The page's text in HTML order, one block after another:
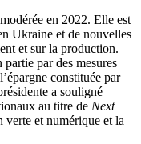
en 2022. Elle est
Ukraine et de nouvelles
et sur la production.
partie par des mesures
constituée par
a souligné
au titre de Next
et numérique et la